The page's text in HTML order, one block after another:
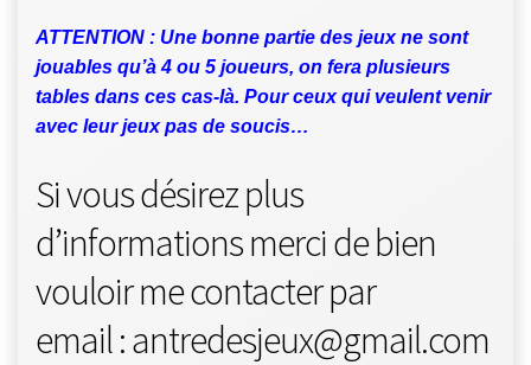
ATTENTION : Une bonne partie des jeux ne sont
jouables qu’à 4 ou 5 joueurs, on fera plusieurs
tables dans ces cas-là. Pour ceux qui veulent venir
avec leur jeux pas de soucis…
Si vous désirez plus
d’informations merci de bien
vouloir me contacter par
email : antredesjeux@gmail.com